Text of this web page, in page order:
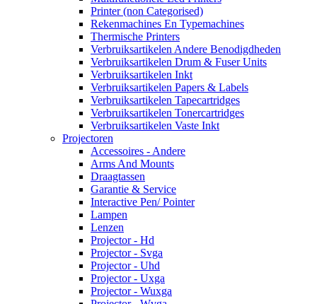
Printer (non Categorised)
Rekenmachines En Typemachines
Thermische Printers
Verbruiksartikelen Andere Benodigdheden
Verbruiksartikelen Drum & Fuser Units
Verbruiksartikelen Inkt
Verbruiksartikelen Papers & Labels
Verbruiksartikelen Tapecartridges
Verbruiksartikelen Tonercartridges
Verbruiksartikelen Vaste Inkt
Projectoren
Accessoires - Andere
Arms And Mounts
Draagtassen
Garantie & Service
Interactive Pen/ Pointer
Lampen
Lenzen
Projector - Hd
Projector - Svga
Projector - Uhd
Projector - Uxga
Projector - Wuxga